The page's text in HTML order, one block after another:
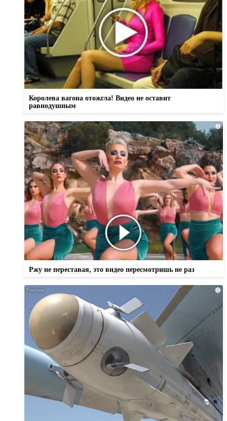
Королева вагона отожгла! Видео не оставит
равнодушным
i
Ржу не переставая, это видео пересмотришь не раз
i